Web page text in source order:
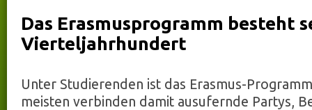
Das Erasmusprogramm besteht
Vierteljahrhundert
Unter Studierenden ist das Erasmus-
meisten verbinden damit ausufernde Partys,